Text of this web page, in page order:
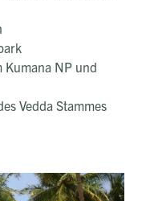
Kumana NP und
Vedda Stammes